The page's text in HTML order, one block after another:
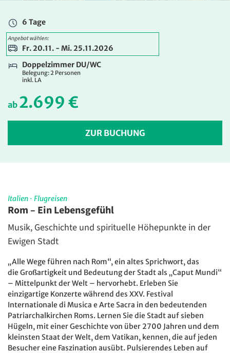
6 Tage
Angebot wählen:
Fr. 20.11. - Mi. 25.11.2026
Doppelzimmer DU/WC
Belegung: 2 Personen
inkl. LA
ab 2.699 €
ZUR BUCHUNG
ZUR BUCHUNG
Italien · Flugreisen
Rom – Ein Lebensgefühl
Musik, Geschichte und spirituelle Höhepunkte in der
Ewigen Stadt
„Alle Wege führen nach Rom“, ein altes Sprichwort, das
die Großartigkeit und Bedeutung der Stadt als „Caput Mundi“
– Mittelpunkt der Welt – hervorhebt. Erleben Sie
einzigartige Konzerte während des XXV. Festival
Internationale di Musica e Arte Sacra in den bedeutenden
Patriarchalkirchen Roms. Lernen Sie die Stadt auf sieben
Hügeln, mit einer Geschichte von über 2700 Jahren und dem
kleinsten Staat der Welt, dem Vatikan, kennen, die auf jeden
Besucher eine Faszination ausübt. Pulsierendes Leben auf